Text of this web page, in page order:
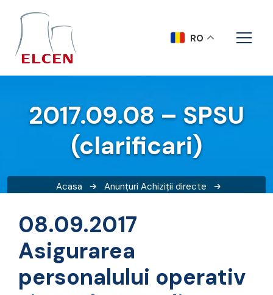
2017.09.08 – SPSU
(clarificari)
Acasa Anunțuri Achiziții directe
08.09.2017
Asigurarea
personalului operativ
RO